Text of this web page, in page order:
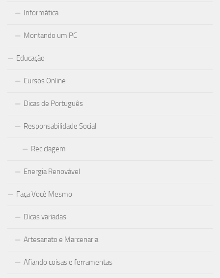
Informática
Montando um PC
Educação
Cursos Online
Dicas de Português
Responsabilidade Social
Reciclagem
Energia Renovável
Faça Você Mesmo
Dicas variadas
Artesanato e Marcenaria
Afiando coisas e ferramentas